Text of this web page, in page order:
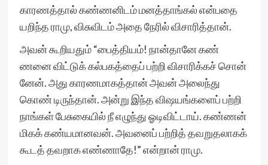
காரணத்தால் கண்ணனிடம் மனத்தாங்கல் என்பதை
யறிந்த ராமு, விசுவிடம் அதை நேரில் விசாரித்தான்.
அவன் கூறியதும் “பைத்தியம்! நான்தானே கண்
ணனை விட்டுக் கல்பகத்தைப் பற்றி விசாரிக்கச் சொன்
னேன். அது காரணமாகத்தான் அவன் அலைந்து
கொண் டிருந்தான். அன்று இந்த விஷயங்களைப் பற்றி
நாங்கள் பேசுகையில் நீ எழுந்து ஓடிவிட்டாய். கண்ணன்
மிகக் கண்யமானவன். அவனைப் பற்றித் தவறுதலாகக்
கூடத் தவறாக எண்ணாதே!” என்றான் ராமு.